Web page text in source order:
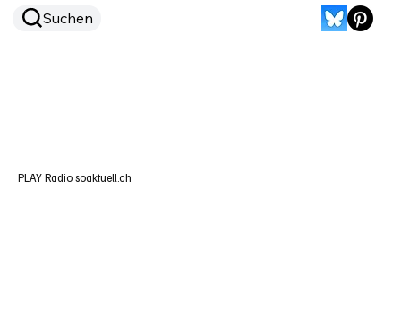
Suchen
PLAY Radio soaktuell.ch